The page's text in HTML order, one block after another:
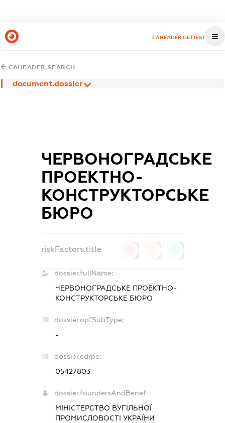
CAHEADER.GETTEST
CAHEADER.SEARCH
document.dossier
ЧЕРВОНОГРАДСЬКЕ
ПРОЕКТНО-
КОНСТРУКТОРСЬКЕ
БЮРО
riskFactors.title
dossier.fullName:
ЧЕРВОНОГРАДСЬКЕ ПРОЕКТНО-
КОНСТРУКТОРСЬКЕ БЮРО
dossier.opfSubType:
-
dossier.edrpo:
05427803
dossier.foundersAndBenef:
МІНІСТЕРСТВО ВУГІЛЬНОЇ
ПРОМИСЛОВОСТІ УКРАЇНИ